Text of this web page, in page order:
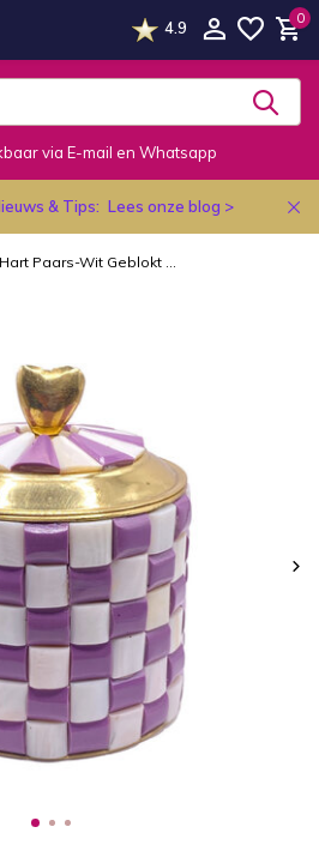
4.9
0
via E-mail en Whatsapp
& Tips: Lees onze blog >
Paars-Wit Geblokt ...